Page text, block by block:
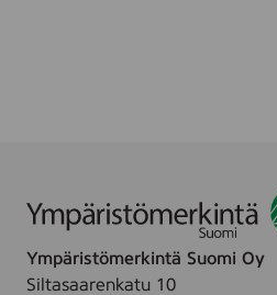
Ympäristömerkintä Suomi Oy
Siltasaarenkatu 10